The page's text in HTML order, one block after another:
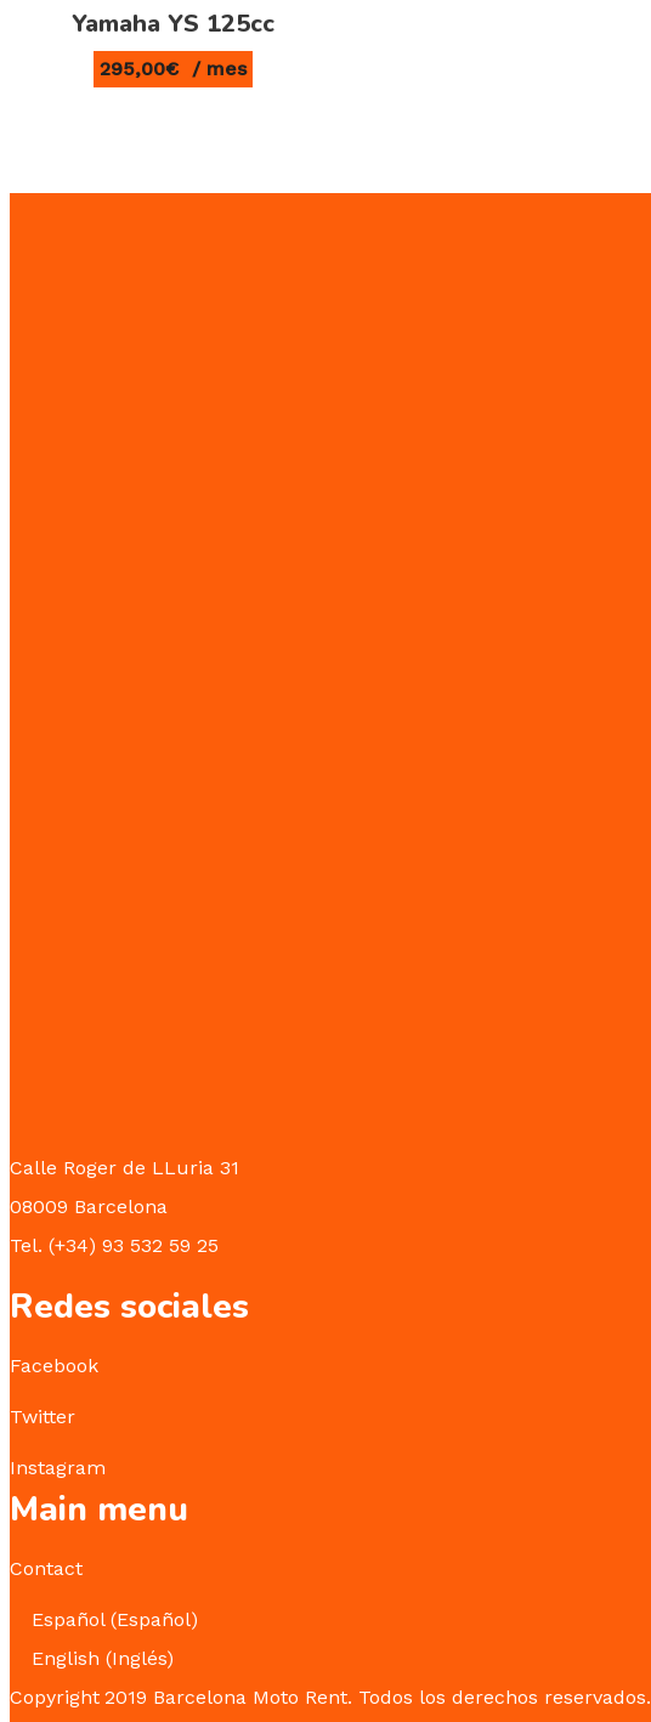
Yamaha YS 125cc
295,00€ / mes
Calle Roger de LLuria 31
08009 Barcelona
Tel. (+34) 93 532 59 25
Redes sociales
Facebook
Twitter
Instagram
Main menu
Contact
Español(Español)
English (Inglés)
Copyright 2019 Barcelona Moto Rent. Todos los derechos reservados.